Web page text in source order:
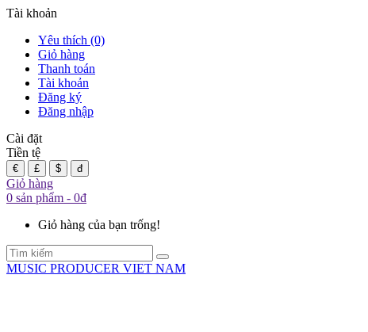
Tài khoản
Yêu thích (0)
Giỏ hàng
Thanh toán
Tài khoản
Đăng ký
Đăng nhập
Cài đặt
Tiền tệ
€ £ $ đ
Giỏ hàng
0 sản phẩm - 0đ
Giỏ hàng của bạn trống!
MUSIC PRODUCER VIET NAM